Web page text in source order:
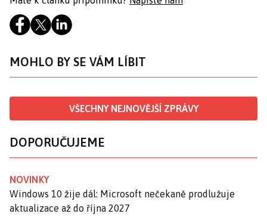
MOHLO BY SE VÁM LÍBIT
VŠECHNY NEJNOVĚJŠÍ ZPRÁVY
DOPORUČUJEME
NOVINKY
Windows 10 žije dál: Microsoft nečekaně prodlužuje
aktualizace až do října 2027